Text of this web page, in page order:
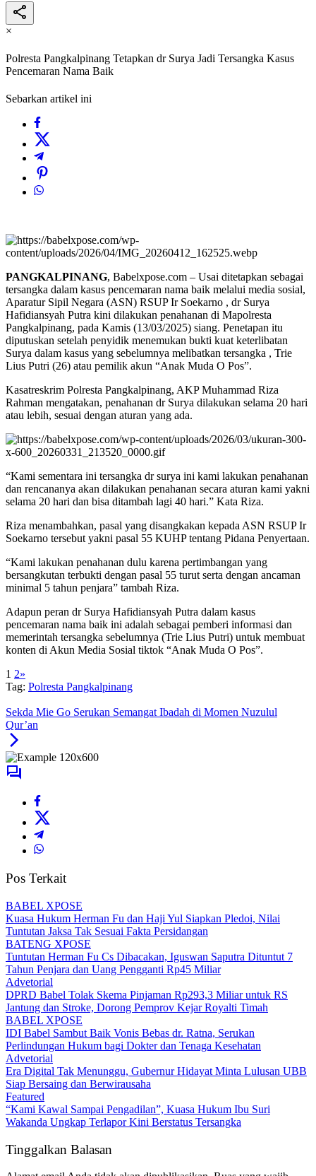
×
Polresta Pangkalpinang Tetapkan dr Surya Jadi Tersangka Kasus
Pencemaran Nama Baik
Sebarkan artikel ini
PANGKALPINANG, Babelxpose.com – Usai ditetapkan sebagai
tersangka dalam kasus pencemaran nama baik melalui media sosial,
Aparatur Sipil Negara (ASN) RSUP Ir Soekarno , dr Surya
Hafidiansyah Putra kini dilakukan penahanan di Mapolresta
Pangkalpinang, pada Kamis (13/03/2025) siang. Penetapan itu
diputuskan setelah penyidik menemukan bukti kuat keterlibatan
Surya dalam kasus yang sebelumnya melibatkan tersangka , Trie
Lius Putri (26) atau pemilik akun “Anak Muda O Pos”.
Kasatreskrim Polresta Pangkalpinang, AKP Muhammad Riza
Rahman mengatakan, penahanan dr Surya dilakukan selama 20 hari
atau lebih, sesuai dengan aturan yang ada.
“Kami sementara ini tersangka dr surya ini kami lakukan penahanan
dan rencananya akan dilakukan penahanan secara aturan kami yakni
selama 20 hari dan bisa ditambah lagi 40 hari.” Kata Riza.
Riza menambahkan, pasal yang disangkakan kepada ASN RSUP Ir
Soekarno tersebut yakni pasal 55 KUHP tentang Pidana Penyertaan.
“Kami lakukan penahanan dulu karena pertimbangan yang
bersangkutan terbukti dengan pasal 55 turut serta dengan ancaman
minimal 5 tahun penjara” tambah Riza.
Adapun peran dr Surya Hafidiansyah Putra dalam kasus
pencemaran nama baik ini adalah sebagai pemberi informasi dan
memerintah tersangka sebelumnya (Trie Lius Putri) untuk membuat
konten di Akun Media Sosial tiktok “Anak Muda O Pos”.
1 2»
Tag: Polresta Pangkalpinang
Sekda Mie Go Serukan Semangat Ibadah di Momen Nuzulul
Qur’an
Pos Terkait
BABEL XPOSE
Kuasa Hukum Herman Fu dan Haji Yul Siapkan Pledoi, Nilai
Tuntutan Jaksa Tak Sesuai Fakta Persidangan
BATENG XPOSE
Tuntutan Herman Fu Cs Dibacakan, Iguswan Saputra Dituntut 7
Tahun Penjara dan Uang Pengganti Rp45 Miliar
Advetorial
DPRD Babel Tolak Skema Pinjaman Rp293,3 Miliar untuk RS
Jantung dan Stroke, Dorong Pemprov Kejar Royalti Timah
BABEL XPOSE
IDI Babel Sambut Baik Vonis Bebas dr. Ratna, Serukan
Perlindungan Hukum bagi Dokter dan Tenaga Kesehatan
Advetorial
Era Digital Tak Menunggu, Gubernur Hidayat Minta Lulusan UBB
Siap Bersaing dan Berwirausaha
Featured
“Kami Kawal Sampai Pengadilan”, Kuasa Hukum Ibu Suri
Wakanda Ungkap Terlapor Kini Berstatus Tersangka
Tinggalkan Balasan